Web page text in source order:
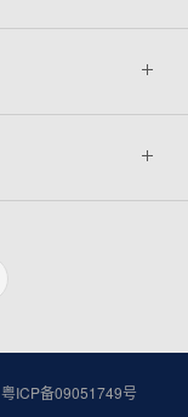
粤ICP备09051749号